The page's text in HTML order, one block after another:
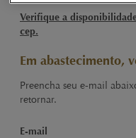
Verifique a
cep.
Em abastecimento,
Preencha seu e-mail
retornar.
E-mail